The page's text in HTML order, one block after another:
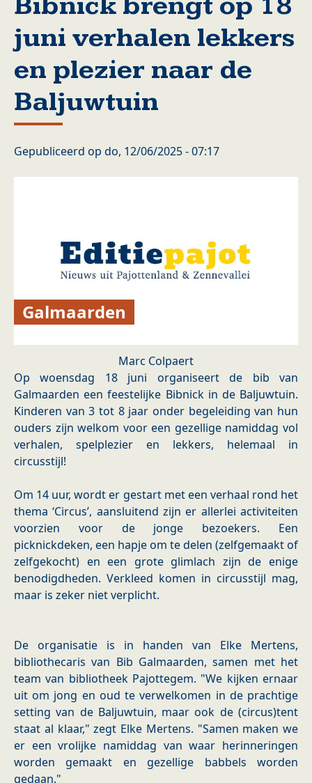
juni verhalen lekkers
en plezier naar de
Baljuwtuin
Gepubliceerd op do, 12/06/2025 - 07:17
Galmaarden
Marc Colpaert
Op woensdag 18 juni organiseert de bib van
Galmaarden een feestelijke Bibnick in de Baljuwtuin.
Kinderen van 3 tot 8 jaar onder begeleiding van hun
ouders zijn welkom voor een gezellige namiddag vol
verhalen, spelplezier en lekkers, helemaal in
circusstijl!
Om 14 uur, wordt er gestart met een verhaal rond het
thema ‘Circus’, aansluitend zijn er allerlei activiteiten
voorzien voor de jonge bezoekers. Een
picknickdeken, een hapje om te delen (zelfgemaakt of
zelfgekocht) en een grote glimlach zijn de enige
benodigdheden. Verkleed komen in circusstijl mag,
maar is zeker niet verplicht.
De organisatie is in handen van Elke Mertens,
bibliothecaris van Bib Galmaarden, samen met het
team van bibliotheek Pajottegem. "We kijken ernaar
uit om jong en oud te verwelkomen in de prachtige
setting van de Baljuwtuin, maar ook de (circus)tent
staat al klaar," zegt Elke Mertens. "Samen maken we
er een vrolijke namiddag van waar herinneringen
worden gemaakt en gezellige babbels worden
gedaan."